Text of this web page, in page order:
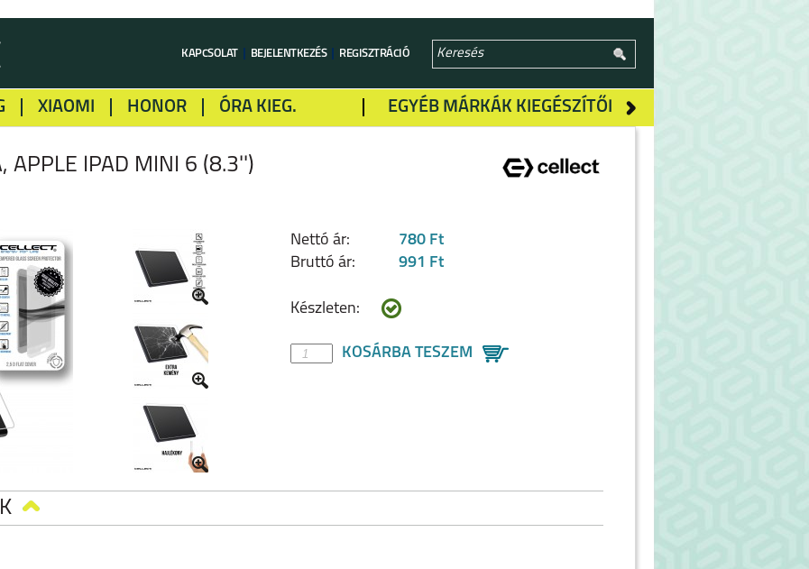
KAPCSOLAT BEJELENTKEZÉS REGISZTRÁCIÓ
EGYÉB MÁRKÁK KIEGÉSZÍTŐI
XIAOMI HONOR ÓRA KIEG.
APPLE IPAD MINI 6 (8.3'')
Nettó ár:
780 Ft
Bruttó ár:
991 Ft
Készleten:
KOSÁRBA TESZEM